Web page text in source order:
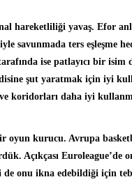
hareketliliği yavaş. Efor
savunmada ters eşleşme
ise patlayıcı bir
şut yaratmak için iyi
koridorları daha iyi
oyun kurucu. Avrupa
Açıkçası Euroleague’de
de onu ikna edebildiği için